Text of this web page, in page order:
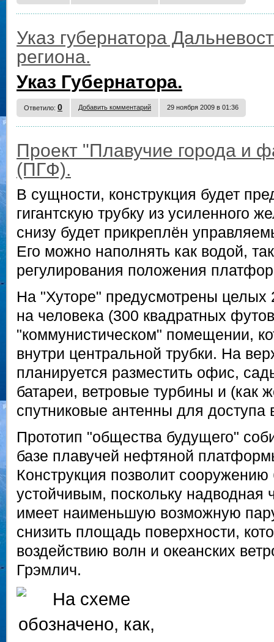
Указ губернатора
региона.
Указ Губернатора.
Ответило: 0 Добавить комментарий 29 ноября 2009 в 01:36
Проект "Плавучие города и
(ПГФ).
В сущности, конструкция будет
гигантскую трубку из усиленного
снизу будет прикреплён
Его можно наполнять как водой,
регулирования положения
На "Хуторе" предусмотрены целых
на человека (300 квадратных
"коммунистическом" помещении,
внутри центральной трубки. На
планируется разместить офис,
батареи, ветровые турбины и (как
спутниковые антенны для доступа
Прототип "общества будущего"
базе плавучей нефтяной
Конструкция позволит
устойчивым, поскольку надводная
имеет наименьшую возможную
снизить площадь поверхности,
воздействию волн и океанских
Грэмлич.